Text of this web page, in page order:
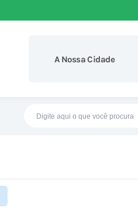
A Nossa Cidade